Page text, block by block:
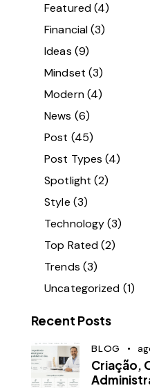
Featured(4)
Financial(3)
Ideas (9)
Mindset (3)
Modern(4)
News (6)
Post (45)
Post Types (4)
Spotlight (2)
Style (3)
Technology(3)
Top Rated(2)
Trends (3)
Uncategorized (1)
Recent Posts
BLOG
Criação,